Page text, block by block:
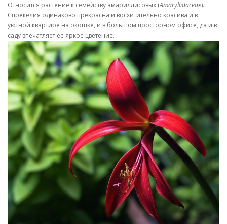
Относится растение к семейству амариллисовых (Amaryllidaceae).
Спрекелия одинаково прекрасна и восхитительно красива и в
уютной квартире на окошке, и в большом просторном офисе, да и в
саду впечатляет ее яркое цветение.